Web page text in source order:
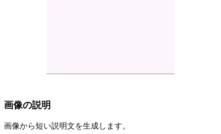
画像の説明
画像から短い説明文を生成します。